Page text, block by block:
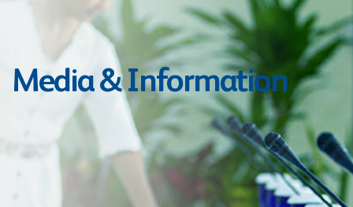
Media & Information